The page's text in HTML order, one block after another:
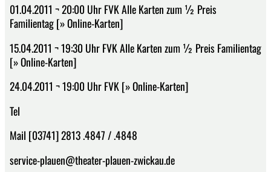
01.04.2011 ¬ 20:00 Uhr FVK Alle Karten zum ½ Preis
Familientag [» Online-Karten]
15.04.2011 ¬ 19:30 Uhr FVK Alle Karten zum ½ Preis Familientag
[» Online-Karten]
24.04.2011 ¬ 19:00 Uhr FVK [» Online-Karten]
Tel
Mail [03741] 2813 .4847 / .4848
service-plauen@theater-plauen-zwickau.de